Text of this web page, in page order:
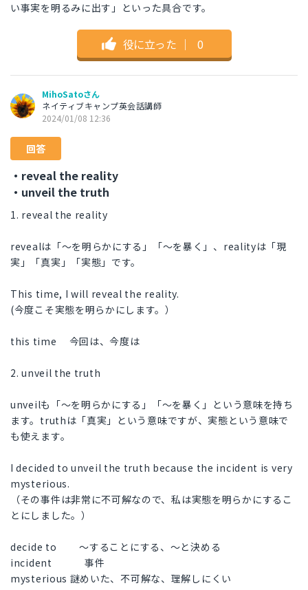
い事実を明るみに出す」といった具合です。
役に立った ｜ 0
MihoSatoさん
ネイティブキャンプ英会話講師
2024/01/08 12:36
回答
・reveal the reality
・unveil the truth
1. reveal the reality
revealは「～を明らかにする」「～を暴く」、realityは「現
実」「真実」「実態」です。
This time, I will reveal the reality.
(今度こそ実態を明らかにします。）
this time 今回は、今度は
2. unveil the truth
unveilも「～を明らかにする」「～を暴く」という意味を持ち
ます。truthは「真実」という意味ですが、実態という意味で
も使えます。
I decided to unveil the truth because the incident is very
mysterious.
（その事件は非常に不可解なので、私は実態を明らかにするこ
とにしました。）
decide to ～することにする、～と決める
incident 事件
mysterious 謎めいた、不可解な、理解しにくい